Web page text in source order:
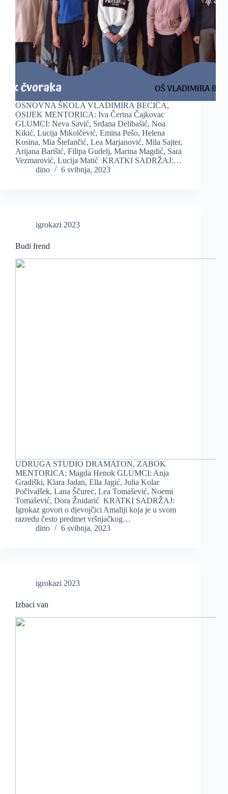
OSNOVNA ŠKOLA VLADIMIRA BECIĆA,
OSIJEK MENTORICA: Iva Čerina Čajkovac
GLUMCI: Neva Savić, Srđana Delibašić, Noa
Kikić, Lucija Mikolčević, Emina Pešo, Helena
Kosina, Mia Štefančić, Lea Marjanović, Mila Sajter,
Arijana Barišić, Filipa Gudelj, Marina Magdić, Sara
Vezmarović, Lucija Matić KRATKI SADRŽAJ:…
dino
6 svibnja, 2023
igrokazi 2023
Budi frend
UDRUGA STUDIO DRAMATON, ZABOK
MENTORICA: Magda Henok GLUMCI: Anja
Gradiški, Klara Jadan, Ella Jagić, Julia Kolar
Počivalšek, Lana Ščurec, Lea Tomašević, Noemi
Tomašević, Dora Žnidarić KRATKI SADRŽAJ:
Igrokaz govori o djevojčici Amaliji koja je u svom
razredu često predmet vršnjačkog…
dino
6 svibnja, 2023
igrokazi 2023
Izbaci van